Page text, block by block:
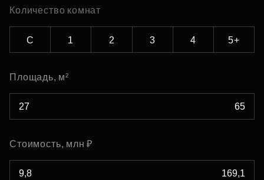
Количество комнат
С 1 2 3 4 5+
Площадь, м²
Стоимость, млн ₽